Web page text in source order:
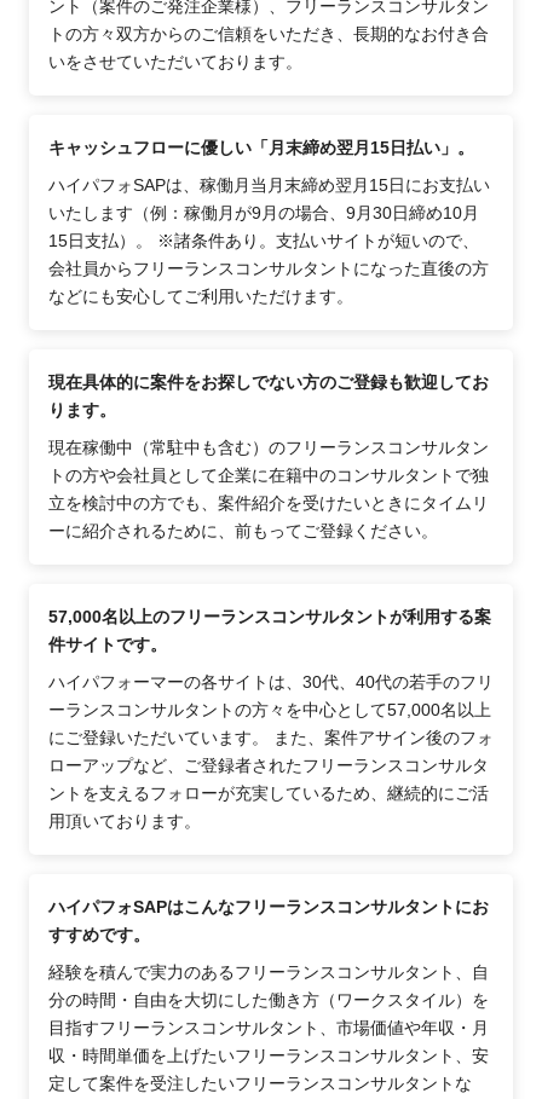
ント（案件のご発注企業様）、フリーランスコンサルタン
トの方々双方からのご信頼をいただき、長期的なお付き合
いをさせていただいております。
キャッシュフローに優しい「月末締め翌月15日払い」。
ハイパフォSAPは、稼働月当月末締め翌月15日にお支払い
いたします（例：稼働月が9月の場合、9月30日締め10月
15日支払）。 ※諸条件あり。支払いサイトが短いので、
会社員からフリーランスコンサルタントになった直後の方
などにも安心してご利用いただけます。
現在具体的に案件をお探しでない方のご登録も歓迎してお
ります。
現在稼働中（常駐中も含む）のフリーランスコンサルタン
トの方や会社員として企業に在籍中のコンサルタントで独
立を検討中の方でも、案件紹介を受けたいときにタイムリ
ーに紹介されるために、前もってご登録ください。
57,000名以上のフリーランスコンサルタントが利用する案
件サイトです。
ハイパフォーマーの各サイトは、30代、40代の若手のフリ
ーランスコンサルタントの方々を中心として57,000名以上
にご登録いただいています。 また、案件アサイン後のフォ
ローアップなど、ご登録者されたフリーランスコンサルタ
ントを支えるフォローが充実しているため、継続的にご活
用頂いております。
ハイパフォSAPはこんなフリーランスコンサルタントにお
すすめです。
経験を積んで実力のあるフリーランスコンサルタント、自
分の時間・自由を大切にした働き方（ワークスタイル）を
目指すフリーランスコンサルタント、市場価値や年収・月
収・時間単価を上げたいフリーランスコンサルタント、安
定して案件を受注したいフリーランスコンサルタントな